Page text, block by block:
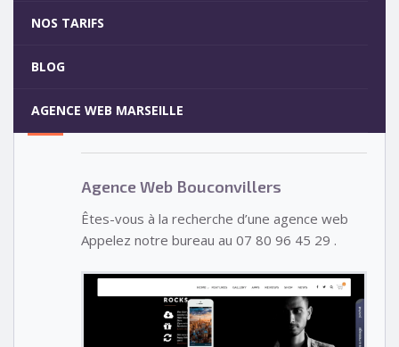
NOS TARIFS
BLOG
AGENCE WEB MARSEILLE
5
Votre site internet pour 29€
Agence Web Bouconvillers
Êtes-vous à la recherche d’une agence web
Appelez notre bureau au 07 80 96 45 29 .